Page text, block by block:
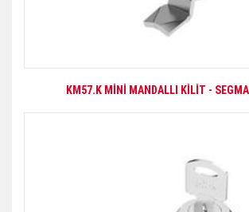
KM57.K MİNİ MANDALLI KİLİT -